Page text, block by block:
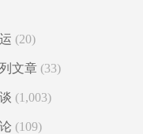
(20)
文章 (33)
(1,003)
(109)